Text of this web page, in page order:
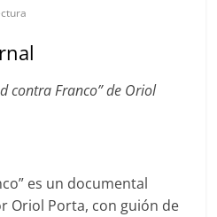
contra Franco” de Oriol
es un documental
Oriol Porta, con guión de